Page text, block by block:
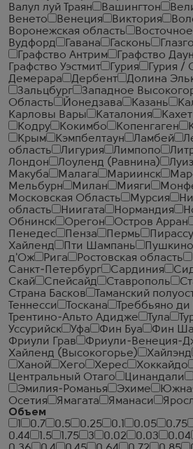
Валул луй Траян
Вашингтон
Венето
Венеция Виктория
Воронежская область
Вудфорд
Гавана Гасконь Глазго
Графство Антрим
Графство Даун
Графство Уэстмит
Гурия Гурия /
Демерара
Дербент Долина
Зальцбург
Западное
Область
Йонедзава Казань
Карловы Вары
Каталония
Кодру
Кокимбо Копенгаген
Крым
Кэмпбелтаун Ламбей
область
Лигурия Лимпопо
Лондон
Лоуленд (Равнина)
Макуба
Малага Мариинск
Мельбурн
Милан Мияги
Московская Область
Мурсия
область
Ниигата Нормандия
Обнинск
Орегон Остров Арран
Пенедес
Пенза Пермь
Хайленд
Пти Шампань Пушкино
д'Ож
Рига Ростовская область
Санкт-Петербург
Сардиния
Скай
Спейсайд Ставрополь
Страна Басков
Таманский
Теннесси
Тоскана Треббьяно
Трентино-Альто Адидже
Тула
Уссурийск
Уфа Фин Буа Фин
Фриули Грав
Фриули-Венеция-
Хайленд (Высокогорье)
Хайлэнд
Ханой
Хего Херес Хоккайдо
Центральный Отаго
Цинандали
Эмилия-Романья
Эхиме
Осетия
Ямагата Яманаси
Объем
0.7 0.5 0.25 0.1 0.05 0.75
0.44
1.5 1.75 3 0.02 0.03 0.04